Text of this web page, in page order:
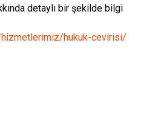
detaylı bir şekilde bilgi
hukuk-cevirisi/